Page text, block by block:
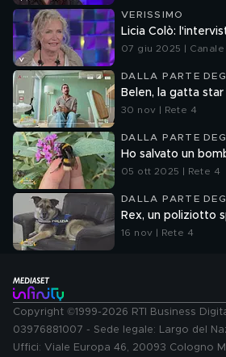
VERISSIMO
Licia Colò:
07 giu 2025 | Canale
DALLA PARTE
Belen, la gatta
30 nov | Rete 4
DALLA PARTE
Ho salvato un
05 ott 2025 | Rete 4
DALLA PARTE
Rex, un poliziotto
16 nov | Rete 4
Copyright ©1999-2026 RTI Business
03976881007 - Sede legale: Largo del
Uffici: Viale Europa 46, 20093 Cologno